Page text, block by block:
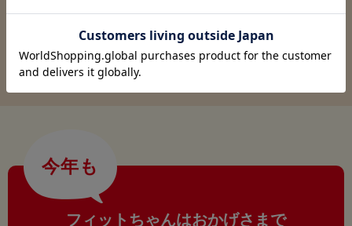
今年も
フィットちゃんはおかげさまで